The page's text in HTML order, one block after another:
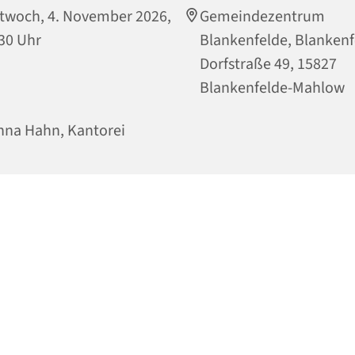
4. November 2026,
Uhr
Gemeindezentrum
Blankenfelde,
Dorfstraße 49, 15827
Blankenfelde-Mahlow
Hahn, Kantorei